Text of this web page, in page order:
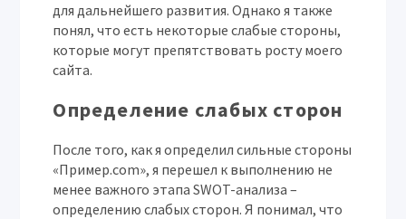
для дальнейшего развития. Однако я также
понял, что есть некоторые слабые стороны,
которые могут препятствовать росту моего
сайта.
Определение слабых сторон
После того, как я определил сильные стороны
«Пример.com», я перешел к выполнению не
менее важного этапа SWOT-анализа –
определению слабых сторон. Я понимал, что